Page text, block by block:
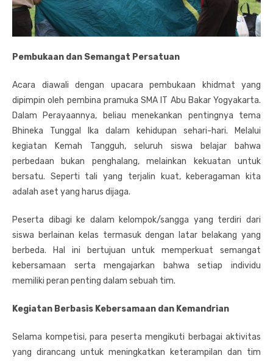
Pembukaan dan Semangat Persatuan
Acara diawali dengan upacara pembukaan khidmat yang
dipimpin oleh pembina pramuka SMA IT Abu Bakar Yogyakarta.
Dalam Perayaannya, beliau menekankan pentingnya tema
Bhineka Tunggal Ika dalam kehidupan sehari-hari. Melalui
kegiatan Kemah Tangguh, seluruh siswa belajar bahwa
perbedaan bukan penghalang, melainkan kekuatan untuk
bersatu. Seperti tali yang terjalin kuat, keberagaman kita
adalah aset yang harus dijaga.
Peserta dibagi ke dalam kelompok/sangga yang terdiri dari
siswa berlainan kelas termasuk dengan latar belakang yang
berbeda. Hal ini bertujuan untuk memperkuat semangat
kebersamaan serta mengajarkan bahwa setiap individu
memiliki peran penting dalam sebuah tim.
Kegiatan Berbasis Kebersamaan dan Kemandrian
Selama kompetisi, para peserta mengikuti berbagai aktivitas
yang dirancang untuk meningkatkan keterampilan dan tim